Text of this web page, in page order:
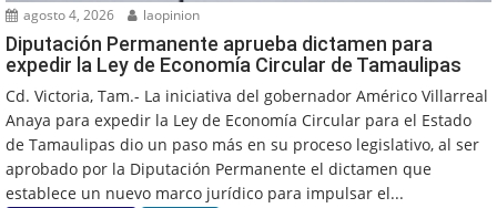
agosto 4, 2026 laopinion
Diputación Permanente aprueba dictamen para
expedir la Ley de Economía Circular de Tamaulipas
Cd. Victoria, Tam.- La iniciativa del gobernador Américo Villarreal
Anaya para expedir la Ley de Economía Circular para el Estado
de Tamaulipas dio un paso más en su proceso legislativo, al ser
aprobado por la Diputación Permanente el dictamen que
establece un nuevo marco jurídico para impulsar el...